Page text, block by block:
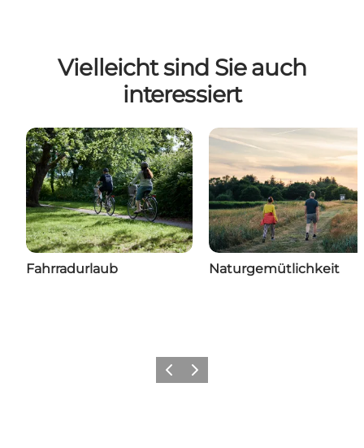
Vielleicht sind Sie auch
interessiert
Fahrradurlaub Naturgemütlichkeit
ZurückWeiter